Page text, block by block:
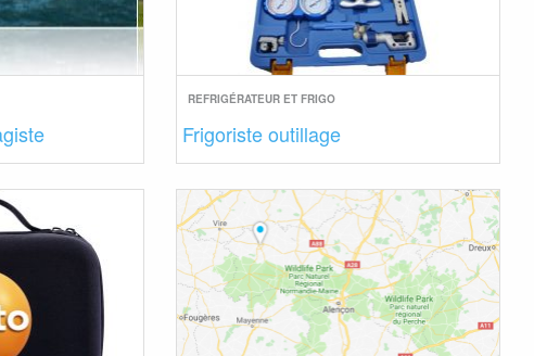
REFRIGÉRATEUR ET FRIGO
Frigoriste outillage